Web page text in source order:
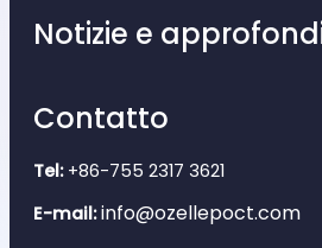
Notizie e
Contatto
Tel:+86-755 2317 3621
E-mail: info@ozellepoct.com